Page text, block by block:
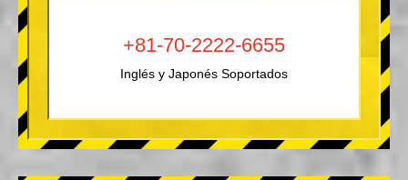
+81-70-2222-6655
Inglés y Japonés Soportados